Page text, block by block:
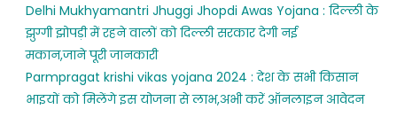
Delhi Mukhyamantri Jhuggi Jhopdi Awas Yojana : दिल्ली के
झुग्गी झोपड़ी में रहने वालों को दिल्ली सरकार देगी नई
मकान,जाने पूरी जानकारी
Parmpragat krishi vikas yojana 2024 : देश के सभी किसान
भाइयों को मिलेंगे इस योजना से लाभ,अभी करें ऑनलाइन आवेदन